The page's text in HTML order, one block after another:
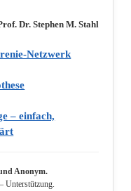
Dr. Stephen M. Stahl
– einfach,
Anonym.
Unterstützung.